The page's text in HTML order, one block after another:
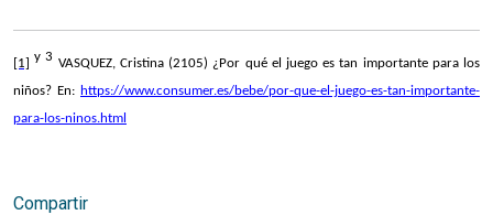
[1] y 3 VASQUEZ, Cristina (2105) ¿Por qué el juego es tan importante para los
niños? En: https://www.consumer.es/bebe/por-que-el-juego-es-tan-importante-
para-los-ninos.html
Compartir